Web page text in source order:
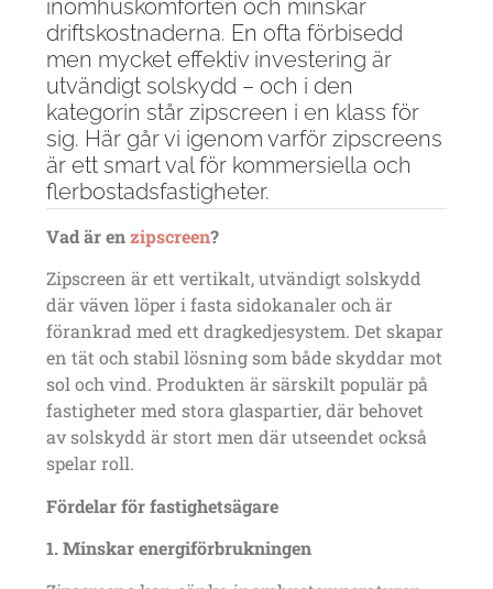
inomhuskomforten och minskar
driftskostnaderna. En ofta förbisedd
men mycket effektiv investering är
utvändigt solskydd – och i den
kategorin står zipscreen i en klass för
sig. Här går vi igenom varför zipscreens
är ett smart val för kommersiella och
flerbostadsfastigheter.
Vad är enzipscreen?
Zipscreen är ett vertikalt, utvändigt solskydd
där väven löper i fasta sidokanaler och är
förankrad med ett dragkedjesystem. Det skapar
en tät och stabil lösning som både skyddar mot
sol och vind. Produkten är särskilt populär på
fastigheter med stora glaspartier, där behovet
av solskydd är stort men där utseendet också
spelar roll.
Fördelar för fastighetsägare
1. Minskar energiförbrukningen